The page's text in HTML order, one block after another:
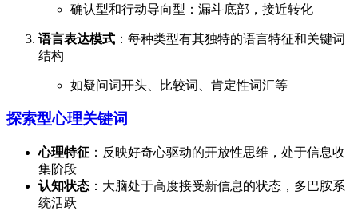
确认型和行动导向型：漏斗底部，接近转化
语言表达模式 ：每种类型有其独特的语言特征和关键词
结构
如疑问词开头、比较词、肯定性词汇等
探索型心理关键词
心理特征 ：反映好奇心驱动的开放性思维，处于信息收
集阶段
认知状态 ：大脑处于高度接受新信息的状态，多巴胺系
统活跃